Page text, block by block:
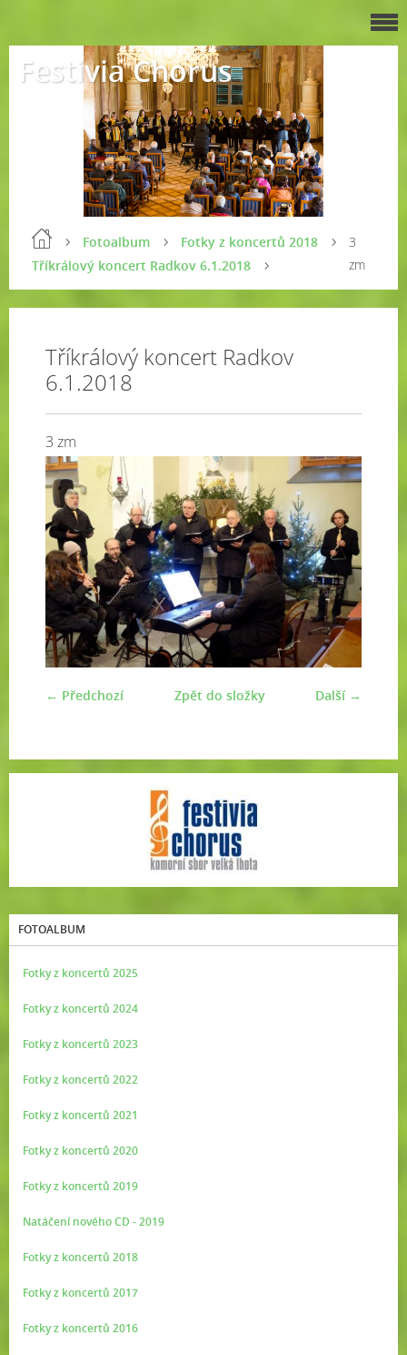
Festivia Chorus
Fotoalbum
Fotky z koncertů 2018
Tříkrálový koncert Radkov 6.1.2018
3
zm
Tříkrálový koncert Radkov
6.1.2018
3 zm
← Předchozí Další →
Zpět do složky
FOTOALBUM
Fotky z koncertů 2025
Fotky z koncertů 2024
Fotky z koncertů 2023
Fotky z koncertů 2022
Fotky z koncertů 2021
Fotky z koncertů 2020
Fotky z koncertů 2019
Natáčení nového CD - 2019
Fotky z koncertů 2018
Fotky z koncertů 2017
Fotky z koncertů 2016